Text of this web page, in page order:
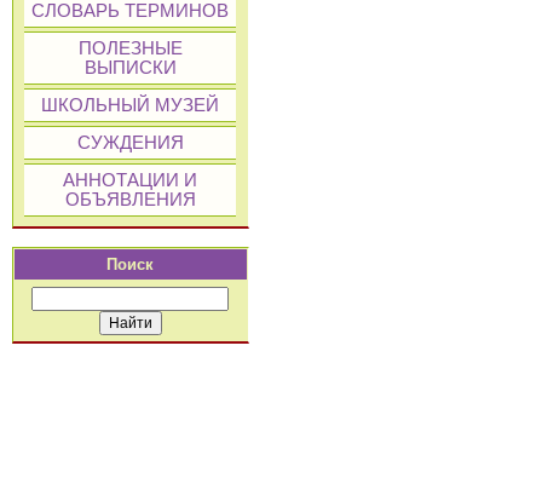
СЛОВАРЬ ТЕРМИНОВ
ПОЛЕЗНЫЕ
ВЫПИСКИ
ШКОЛЬНЫЙ МУЗЕЙ
СУЖДЕНИЯ
АННОТАЦИИ И
ОБЪЯВЛЕНИЯ
Поиск